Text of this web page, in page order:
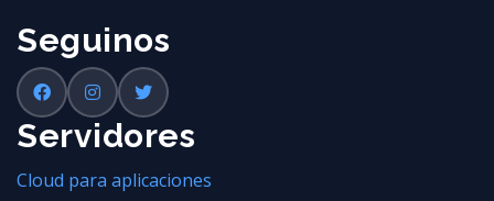
Seguinos
Servidores
Cloud para aplicaciones